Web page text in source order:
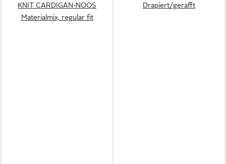
KNIT CARDIGAN-NOOS
Materialmix, regular fit
Drapiert/gerafft